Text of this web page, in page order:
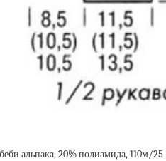
альпака, 20% полиамида, 110м/